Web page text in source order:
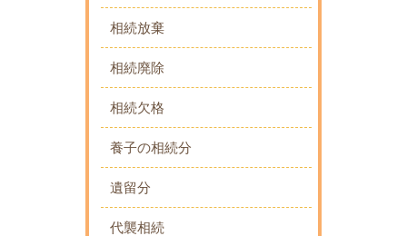
相続放棄
相続廃除
相続欠格
養子の相続分
遺留分
代襲相続